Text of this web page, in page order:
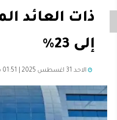
ذات العائد
إلى 23%
الاحد 31 اغسطس 2025 | 01:51 مساءً